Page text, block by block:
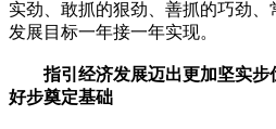
实劲、敢抓的狠劲、善抓的巧劲
发展目标一年接一年实现。
指引经济发展迈出更加坚实步
好步奠定基础